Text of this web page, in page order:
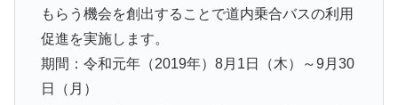
もらう機会を創出することで道内乗合バスの利用
促進を実施します。
期間：令和元年（2019年）8月1日（木）～9月30
日（月）